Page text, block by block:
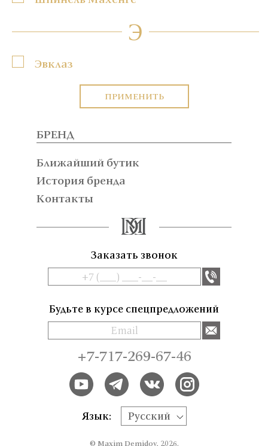
Э
Эвклаз
ПРИМЕНИТЬ
БРЕНД
Ближайший бутик
История бренда
Контакты
Заказать звонок
Будьте в курсе спецпредложений
+7-717-269-67-46
Язык: Русский
© Maxim Demidov, 2026.